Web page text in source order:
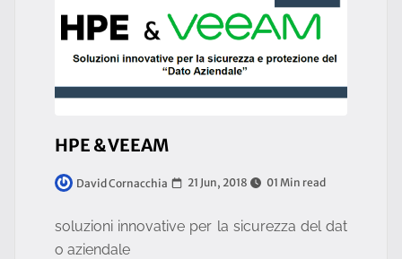
HPE & VEEAM
David Cornacchia 21 Jun, 2018 01 Min read
soluzioni innovative per la sicurezza del dat
o aziendale